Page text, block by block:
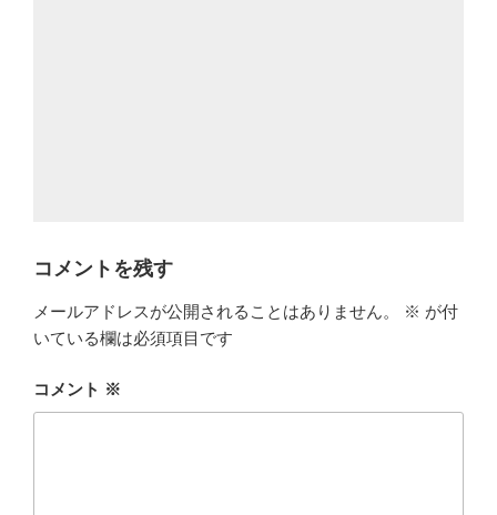
コメントを残す
メールアドレスが公開されることはありません。 ※ が付
いている欄は必須項目です
コメント ※